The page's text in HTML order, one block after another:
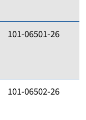
101-06501-26
101-06502-26